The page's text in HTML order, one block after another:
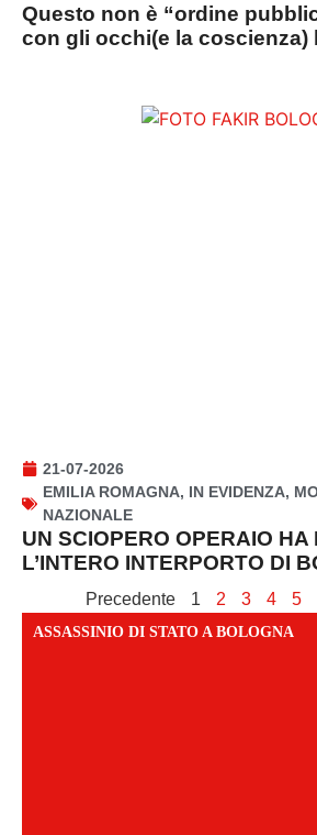
Questo non è “ordine
con gli occhi(e la coscienza)
21-07-2026
EMILIA ROMAGNA, IN EVIDENZA,
NAZIONALE
UN SCIOPERO OPERAIO HA
L’INTERO INTERPORTO DI
Precedente 1 2 3 4 5
ASSASSINIO DI STATO A BOLOGNA